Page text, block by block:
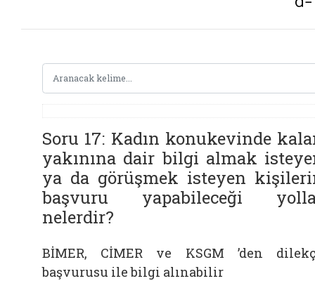
Soru 17: Kadın konukevinde
yakınına dair bilgi almak
ya da görüşmek isteyen
başvuru yapabileceği
nelerdir?
BİMER, CİMER ve KSGM ’den
başvurusu ile bilgi alınabilir